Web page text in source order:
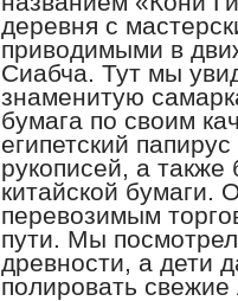
деревня с
приводимыми в
Сиабча. Тут мы
знаменитую
бумага по своим
египетский
рукописей, а
китайской бумаги.
перевозимым
пути. Мы
древности, а дети
полировать свежие